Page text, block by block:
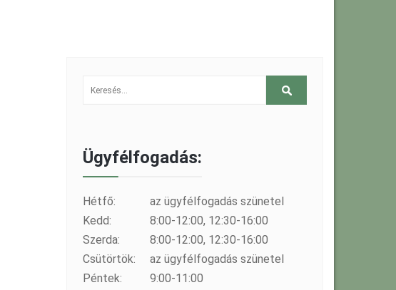
Ügyfélfogadás:
Hétfő:
az ügyfélfogadás szünetel
Kedd:
8:00-12:00, 12:30-16:00
Szerda:
8:00-12:00, 12:30-16:00
Csütörtök:
az ügyfélfogadás szünetel
Péntek:
9:00-11:00